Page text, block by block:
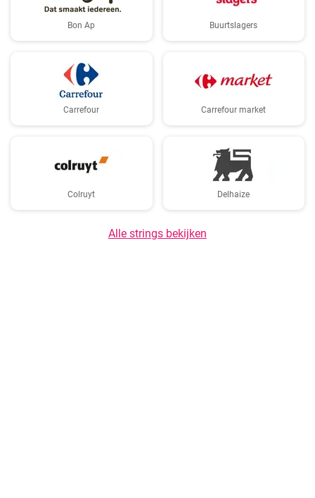
Bon Ap Buurtslagers
Carrefour Carrefour market
Colruyt Delhaize
Alle strings bekijken